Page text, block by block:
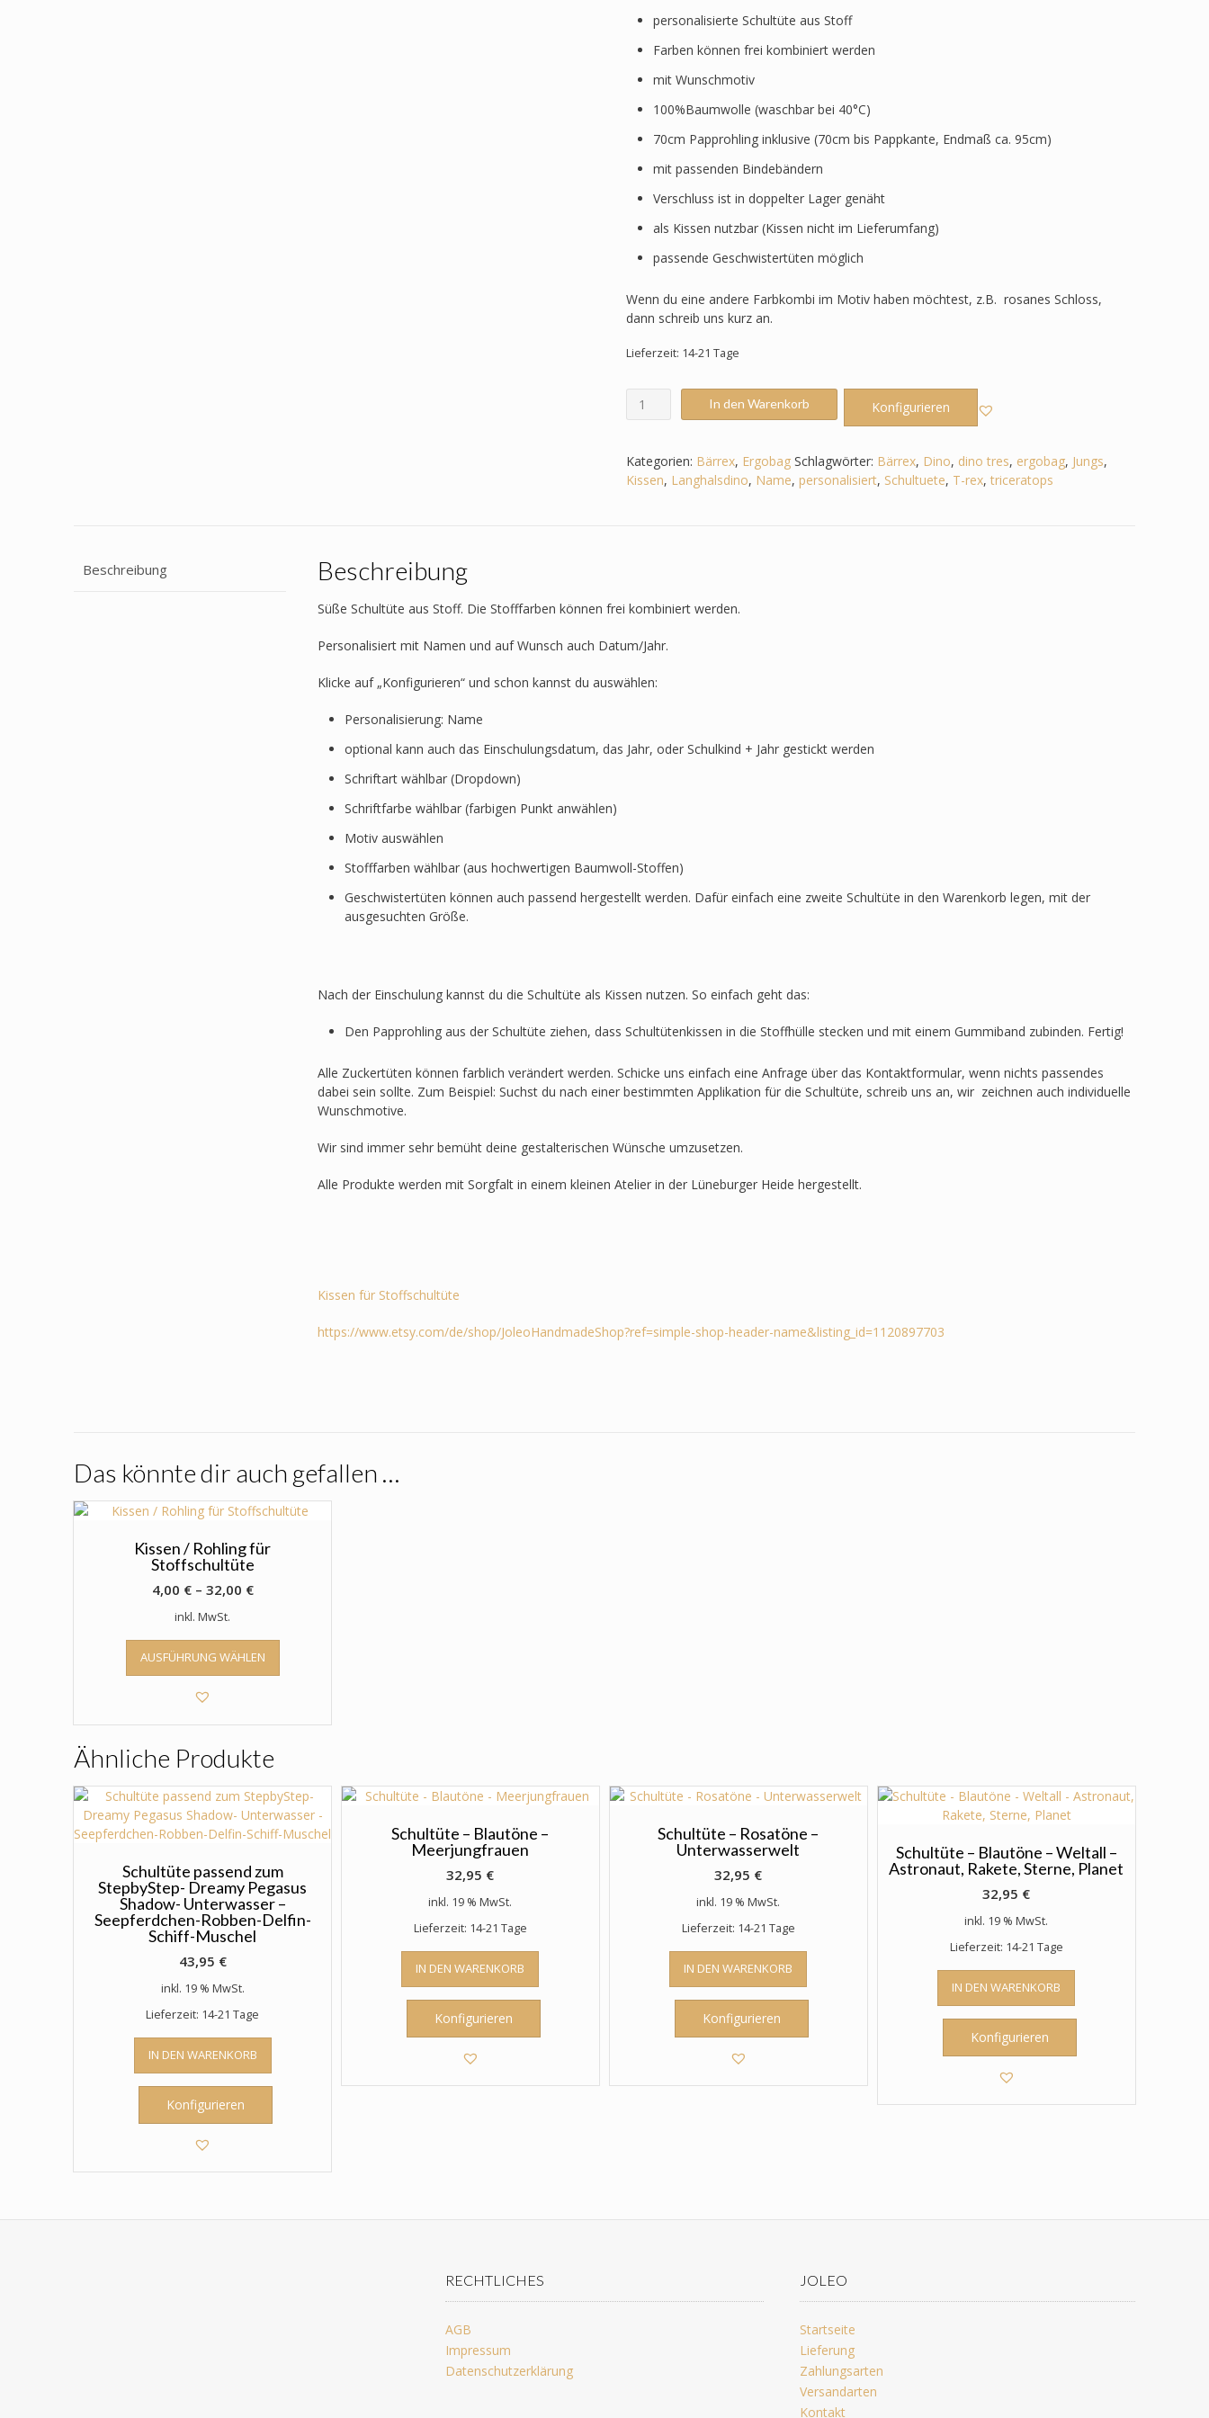
personalisierte Schultüte aus Stoff
Farben können frei kombiniert werden
mit Wunschmotiv
100%Baumwolle (waschbar bei 40°C)
70cm Papprohling inklusive (70cm bis Pappkante, Endmaß ca. 95cm)
mit passenden Bindebändern
Verschluss ist in doppelter Lager genäht
als Kissen nutzbar (Kissen nicht im Lieferumfang)
passende Geschwistertüten möglich
Wenn du eine andere Farbkombi im Motiv haben möchtest, z.B. rosanes Schloss,
dann schreib uns kurz an.
Lieferzeit: 14-21 Tage
Schultüte
Ergobag
-
T-
-
Menge
In den Warenkorb Konfigurieren
Kategorien: Bärrex, Ergobag Schlagwörter: Bärrex, Dino, dino tres, ergobag, Jungs,
Kissen, Langhalsdino, Name, personalisiert, Schultuete, T-rex, triceratops
Beschreibung Beschreibung
Süße Schultüte aus Stoff. Die Stofffarben können frei kombiniert werden.
Personalisiert mit Namen und auf Wunsch auch Datum/Jahr.
Klicke auf „Konfigurieren“ und schon kannst du auswählen:
Personalisierung: Name
optional kann auch das Einschulungsdatum, das Jahr, oder Schulkind + Jahr gestickt werden
Schriftart wählbar (Dropdown)
Schriftfarbe wählbar (farbigen Punkt anwählen)
Motiv auswählen
Stofffarben wählbar (aus hochwertigen Baumwoll-Stoffen)
Geschwistertüten können auch passend hergestellt werden. Dafür einfach eine zweite Schultüte in den Warenkorb legen, mit der
ausgesuchten Größe.
Nach der Einschulung kannst du die Schultüte als Kissen nutzen. So einfach geht das:
Den Papprohling aus der Schultüte ziehen, dass Schultütenkissen in die Stoffhülle stecken und mit einem Gummiband zubinden. Fertig!
Alle Zuckertüten können farblich verändert werden. Schicke uns einfach eine Anfrage über das Kontaktformular, wenn nichts passendes
dabei sein sollte. Zum Beispiel: Suchst du nach einer bestimmten Applikation für die Schultüte, schreib uns an, wir zeichnen auch individuelle
Wunschmotive.
Wir sind immer sehr bemüht deine gestalterischen Wünsche umzusetzen.
Alle Produkte werden mit Sorgfalt in einem kleinen Atelier in der Lüneburger Heide hergestellt.
Kissen für Stoffschultüte
https://www.etsy.com/de/shop/JoleoHandmadeShop?ref=simple-shop-header-name&listing_id=1120897703
Das könnte dir auch gefallen …
Kissen / Rohling für
Stoffschultüte
4,00 €– 32,00 €
inkl. MwSt.
AUSFÜHRUNG WÄHLEN
Dieses
weist
können
auf
der
gewählt
werden
Ähnliche Produkte
Schultüte passend zum
StepbyStep- Dreamy Pegasus
Shadow- Unterwasser –
Seepferdchen-Robben-Delfin-
Schiff-Muschel
43,95 €
inkl. 19 % MwSt.
Lieferzeit: 14-21 Tage
IN DEN WARENKORB
Konfigurieren
Schultüte – Blautöne –
Meerjungfrauen
32,95 €
inkl. 19 % MwSt.
Lieferzeit: 14-21 Tage
IN DEN WARENKORB
Konfigurieren
Schultüte – Rosatöne –
Unterwasserwelt
32,95 €
inkl. 19 % MwSt.
Lieferzeit: 14-21 Tage
IN DEN WARENKORB
Konfigurieren
Schultüte – Blautöne – Weltall –
Astronaut, Rakete, Sterne, Planet
32,95 €
inkl. 19 % MwSt.
Lieferzeit: 14-21 Tage
IN DEN WARENKORB
Konfigurieren
RECHTLICHES
AGB
Impressum
Datenschutzerklärung
JOLEO
Startseite
Lieferung
Zahlungsarten
Versandarten
Kontakt